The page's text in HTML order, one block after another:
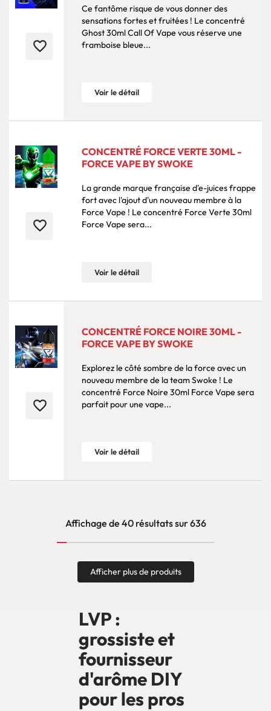
favorite_border
Ce fantôme risque de vous donner des
sensations fortes et fruitées ! Le concentré
Ghost 30ml Call Of Vape vous réserve une
framboise bleue...
Voir le détail
favorite_border
CONCENTRÉ FORCE VERTE 30ML -
FORCE VAPE BY SWOKE
La grande marque française d'e-juices frappe
fort avec l'ajout d'un nouveau membre à la
Force Vape ! Le concentré Force Verte 30ml
Force Vape sera...
Voir le détail
favorite_border
CONCENTRÉ FORCE NOIRE 30ML -
FORCE VAPE BY SWOKE
Explorez le côté sombre de la force avec un
nouveau membre de la team Swoke ! Le
concentré Force Noire 30ml Force Vape sera
parfait pour une vape...
Voir le détail
Affichage de 40 résultats sur 636
Afficher plus de produits
LVP :
grossiste et
fournisseur
d'arôme DIY
pour les pros